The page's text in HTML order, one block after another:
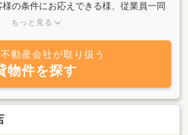
の条件にお応えできる様、従業員一同
す。尚、お忙がしい方の為の営業時間
もっと見る
動産会社が取り扱う
物件を探す